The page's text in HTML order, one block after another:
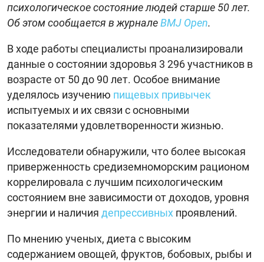
психологическое состояние людей старше 50 лет.
Об этом сообщается в журналеBMJ Open.
В ходе работы специалисты проанализировали
данные о состоянии здоровья 3 296 участников в
возрасте от 50 до 90 лет. Особое внимание
уделялось изучению пищевых привычек
испытуемых и их связи с основными
показателями удовлетворенности жизнью.
Исследователи обнаружили, что более высокая
приверженность средиземноморским рационом
коррелировала с лучшим психологическим
состоянием вне зависимости от доходов, уровня
энергии и наличия депрессивных проявлений.
По мнению ученых, диета с высоким
содержанием овощей, фруктов, бобовых, рыбы и